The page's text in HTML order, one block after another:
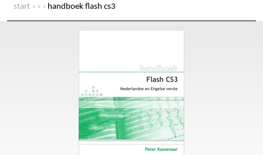
start handboek flash cs3